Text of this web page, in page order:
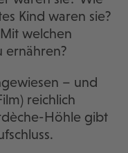
Kind waren sie?
welchen
ernähren?
– und
reichlich
Höhle gibt